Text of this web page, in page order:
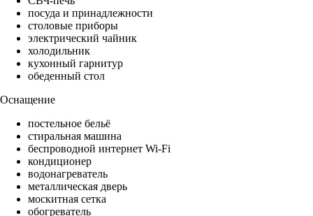
посуда и принадлежности
столовые приборы
электрический чайник
холодильник
кухонный гарнитур
обеденный стол
Оснащение
постельное бельё
стиральная машина
беспроводной интернет Wi-Fi
кондиционер
водонагреватель
металлическая дверь
москитная сетка
обогреватель